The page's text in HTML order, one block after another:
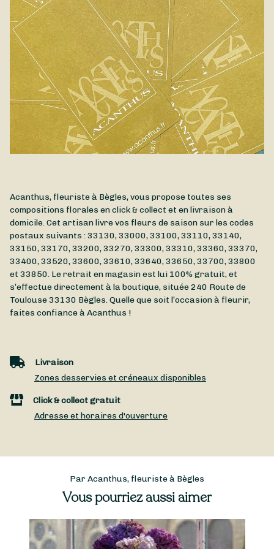
Acanthus, fleuriste à Bègles, vous propose toutes ses
compositions florales en click & collect et en livraison à
domicile. Cet artisan livre vos fleurs de saison sur les codes
postaux suivants : 33130, 33000, 33100, 33110, 33140,
33150, 33170, 33200, 33270, 33300, 33310, 33360, 33370,
33400, 33520, 33600, 33610, 33640, 33650, 33700, 33800
et 33850. Le retrait en magasin est lui 100% gratuit, et
s’effectue directement à la boutique, située240 Route de
Toulouse33130 Bègles. Quelle que soit l’occasion à fleurir,
faites confiance à Acanthus !
Livraison
Zones desservies et créneaux disponibles
Click & collect gratuit
Adresse et horaires d'ouverture
Par Acanthus, fleuriste à Bègles
Vous pourriez aussi aimer